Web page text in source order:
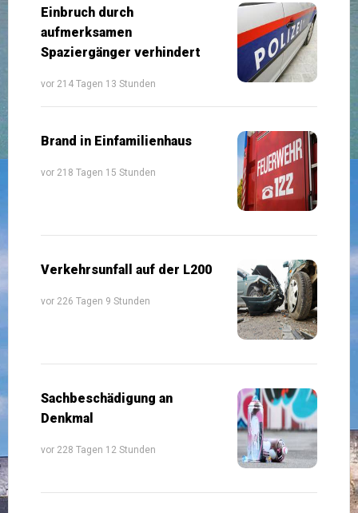
Einbruch durch
aufmerksamen
Spaziergänger verhindert
vor 214 Tagen 13 Stunden
Brand in Einfamilienhaus
vor 218 Tagen 15 Stunden
Verkehrsunfall auf der L200
vor 226 Tagen 9 Stunden
Sachbeschädigung an
Denkmal
vor 228 Tagen 12 Stunden